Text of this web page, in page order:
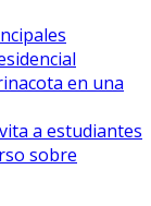
en una
a estudiantes
sobre